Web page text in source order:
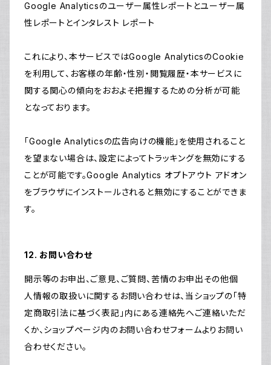
Google Analyticsのユーザー属性レポートとユーザー属
性レポートとインタレスト レポート
これにより、本サービスではGoogle AnalyticsのCookie
を利用して、お客様の年齢・性別・閲覧履歴・本サービスに
関する関心の傾向をおおよそ把握するための分析が可能
となっております。
「Google Analyticsの広告向けの機能」を使用されること
を望まない場合は、設定によってトラッキングを無効にする
ことが可能です。Google Analytics オプトアウト アドオン
をブラウザにインストールされると無効にすることができま
す。
12. お問い合わせ
開示等のお申出、ご意見、ご質問、苦情のお申出その他個
人情報の取扱いに関するお問い合わせは、当ショップの「特
定商取引法に基づく表記」内にある連絡先へご連絡いただ
くか、ショップページ内のお問い合わせフォームよりお問い
合わせください。